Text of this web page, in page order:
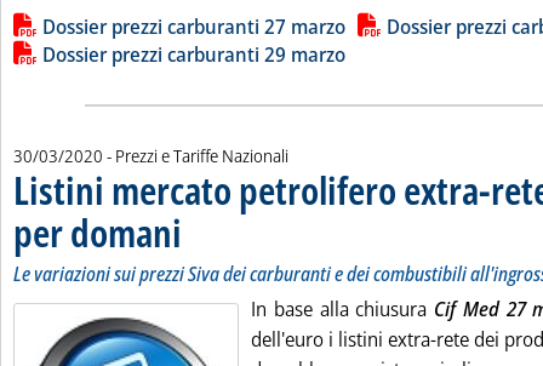
Leggi tutta la notizia: 'Dossier prezzi carburanti'
Lista allegati PDF alla notizia
Dossier prezzi carburanti 27 marzo
Dossier prezzi
Dossier prezzi carburanti 29 marzo
30/03/2020 - Prezzi e Tariffe Nazionali
Listini mercato petrolifero extra-
per domani . Sottotitolo: Le variazioni sui prezzi Siva dei carburanti e dei
. Pubblicata lunedì 30 marzo 2020 alle 9.13.
Le variazioni sui prezzi Siva dei carburanti e dei combustibili
In base alla chiusura Cif Med 27
dell'euro i listini extra-rete dei